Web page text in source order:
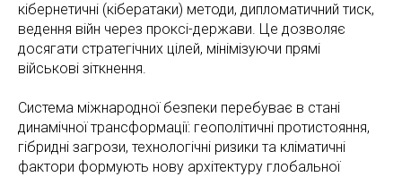
кібернетичні (кібератаки) методи, дипломатичний тиск,
ведення війн через проксі-держави. Це дозволяє
досягати стратегічних цілей, мінімізуючи прямі
військові зіткнення.
Система міжнародної безпеки перебуває в стані
динамічної трансформації: геополітичні протистояння,
гібридні загрози, технологічні ризики та кліматичні
фактори формують нову архітектуру глобальної